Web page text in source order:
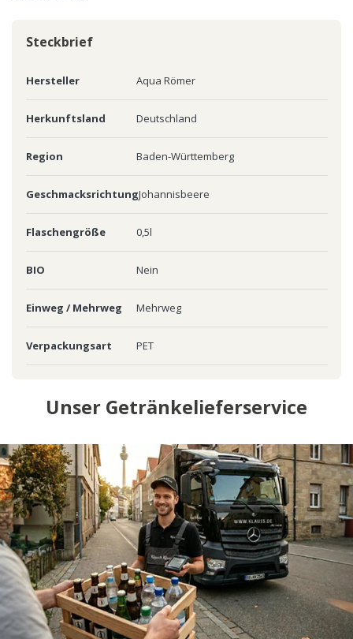
Steckbrief
Hersteller Aqua Römer
Herkunftsland Deutschland
Region Baden-Württemberg
GeschmacksrichtungJohannisbeere
Flaschengröße 0,5l
BIO Nein
Einweg / Mehrweg Mehrweg
Verpackungsart PET
Unser Getränkelieferservice